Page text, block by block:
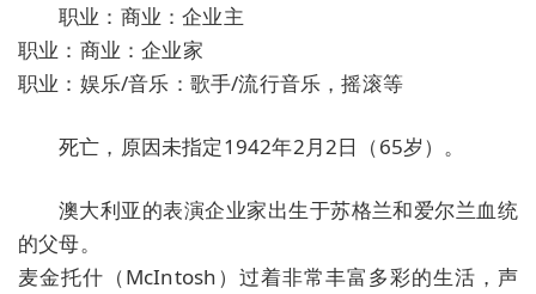
职业：商业：企业主
职业：商业：企业家
职业：娱乐/音乐：歌手/流行音乐，摇滚等
死亡，原因未指定1942年2月2日（65岁）。
澳大利亚的表演企业家出生于苏格兰和爱尔兰血统
的父母。
麦金托什（McIntosh）过着非常丰富多彩的生活，声